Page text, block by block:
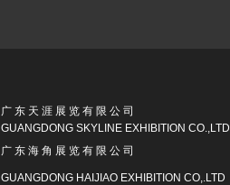
广 东 天 涯 展 览 有 限 公 司
GUANGDONG SKYLINE EXHIBITION CO.,LTD
广 东 海 角 展 览 有 限 公 司
GUANGDONG HAIJIAO EXHIBITION CO,.LTD